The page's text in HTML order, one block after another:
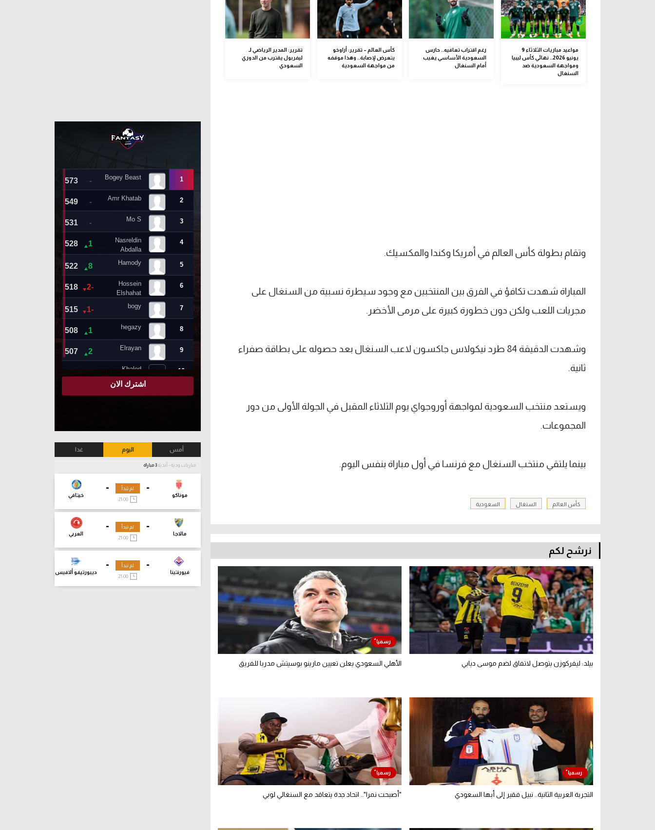
مواعيد مباريات الثلاثاء 9
يونيو 2026.. نهائي كأس ليبيا
ومواجهة السعودية ضد
السنغال
رغم اقتراب تعافيه.. حارس
السعودية الأساسي يغيب
أمام السنغال
كأس العالم – تقرير: أراوخو
يتعرض لإصابة.. وهذا موقفه
من مواجهة السعودية
تقرير: المدير الرياضي لـ
ليفربول يقترب من الدوري
السعودي
وتقام بطولة كأس العالم في أمريكا وكندا والمكسيك.
المباراة شهدت تكافؤ في الفرق بين المنتخبين مع وجود سيطرة نسبية من السنغال على
مجريات اللعب ولكن دون خطورة كبيرة على مرمى الأخضر.
وشهدت الدقيقة 84 طرد نيكولاس جاكسون لاعب السنغال بعد حصوله على بطاقة صفراء
ثانية.
ويستعد منتخب السعودية لمواجهة أوروجواي يوم الثلاثاء المقبل في الجولة الأولى من دور
المجموعات.
بينما يلتقي منتخب السنغال مع فرنسا في أول مباراة بنفس اليوم.
كأس العالم السنغال السعودية
نرشح لكم
بيلد: ليفركوزن يتوصل لاتفاق لضم موسى ديابي الأهلي السعودي يعلن تعيين مارينو بوسيتش مدربا للفريق
التجربة العربية الثانية.. نبيل فقير إلى أبها السعودي "أصبحت نمرا".. اتحاد جدة يتعاقد مع السنغالي لوبي
أمس اليوم غدا
مباريات ودية - أندية
-
موناكو
-
خيتافي
لم تبدأ
-
مالاجا
-
العربي
لم تبدأ
-
فيورنتينا
-
ديبورتيفو ألافيس
لم تبدأ